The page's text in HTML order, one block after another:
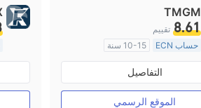
TMGM
8.61 تقييم
حساب ECN
10-15 سنة
منظمة في أستراليا
صناعة السوق (MM)
رخصة كاملة ميتاتريدر ٤
التفاصيل
الموقع الرسمي